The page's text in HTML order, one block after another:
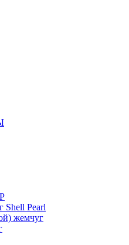
Shell Pearl
жемчуг